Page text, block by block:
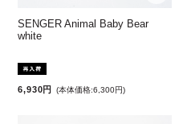
SENGER Animal Baby Bear
white
6,930円 (本体価格:6,300円)